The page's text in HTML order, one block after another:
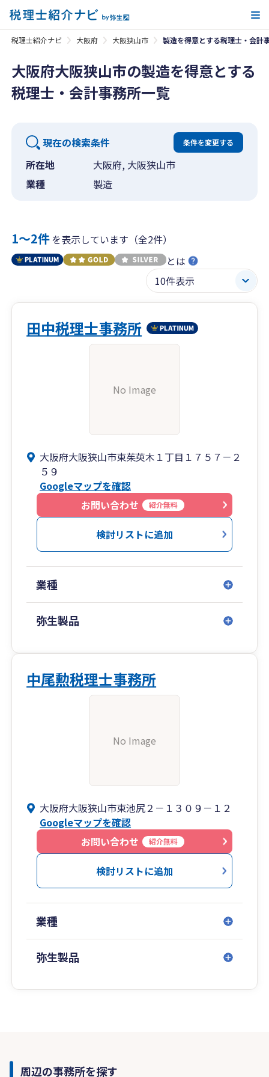
税理士紹介ナビ 大阪府 大阪狭山市 製造を得意とする税理士・会計
大阪府大阪狭山市の製造を得意とする
税理士・会計事務所一覧
現在の検索条件 条件を変更する
所在地
大阪府, 大阪狭山市
業種
製造
1〜2件を表示しています（全2件）
とは
田中税理士事務所
No Image
大阪府大阪狭山市東茱萸木１丁目１７５７－２
５９
Googleマップを確認
お問い合わせ
紹介無料
検討リストに追加
業種
弥生製品
中尾勲税理士事務所
No Image
大阪府大阪狭山市東池尻２－１３０９－１２
Googleマップを確認
お問い合わせ
紹介無料
検討リストに追加
業種
弥生製品
周辺の事務所を探す